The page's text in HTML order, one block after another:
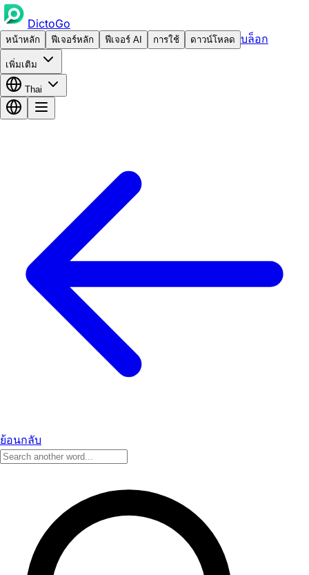
DictoGo
หน้าหลัก ฟีเจอร์หลัก ฟีเจอร์ AI การใช้ ดาวน์โหลด บล็อก
เพิ่มเติม
Thai
ย้อนกลับ